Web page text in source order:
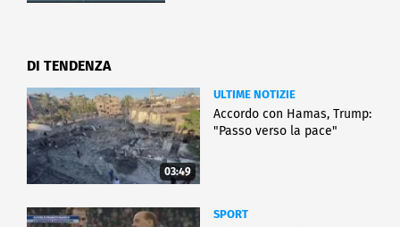
DI TENDENZA
03:49
ULTIME NOTIZIE
Accordo con Hamas, Trump:
"Passo verso la pace"
SPORT